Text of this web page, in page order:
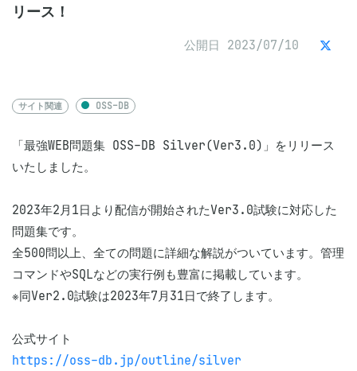
リース！
公開日 2023/07/10
サイト関連 OSS-DB
「最強WEB問題集 OSS-DB Silver(Ver3.0)」をリリース
いたしました。
2023年2月1日より配信が開始されたVer3.0試験に対応した
問題集です。
全500問以上、全ての問題に詳細な解説がついています。管理
コマンドやSQLなどの実行例も豊富に掲載しています。
※同Ver2.0試験は2023年7月31日で終了します。
https://oss-db.jp/outline/silver